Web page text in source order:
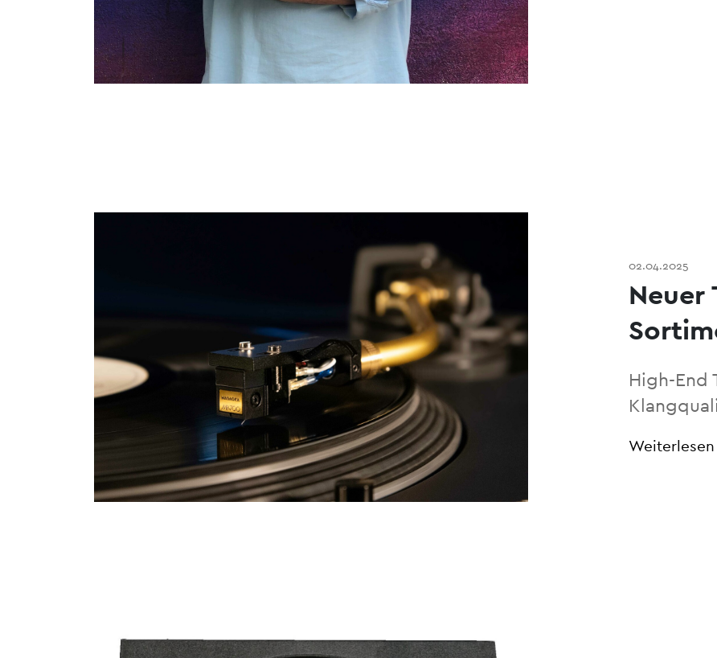
02.04.2025
Neuer
High-End
Weiterlesen